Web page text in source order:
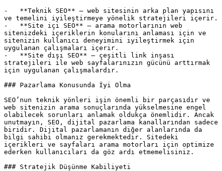
-   **Teknik SEO** – web sitesinin arka plan yapısını
ve temelini iyileştirmeye yönelik stratejileri içerir.
-   **Site içi SEO** – arama motorlarının web
sitenizdeki içeriklerin konularını anlaması için ve
sitenizin kullanıcı deneyimini iyileştirmek için
uygulanan çalışmaları içerir.
-   **Site dışı SEO** – çeşitli link inşası
stratejileri ile web sayfalarınızın gücünü arttırmak
için uygulanan çalışmalardır.
### Pazarlama Konusunda İyi Olma
SEO’nun teknik yönleri işin önemli bir parçasıdır ve
web sitenizin arama sonuçlarında yükselmesine engel
olabilecek sorunları anlamak oldukça önemlidir. Ancak
unutmayın, SEO, dijital pazarlama kanallarından sadece
biridir. Dijital pazarlamanın diğer alanlarında da
bilgi sahibi olmanız gerekmektedir. Sitedeki
içerikleri ve sayfaları arama motorları için optimize
ederken kullanıcıları da göz ardı etmemelisiniz.
### Stratejik Düşünme Kabiliyeti